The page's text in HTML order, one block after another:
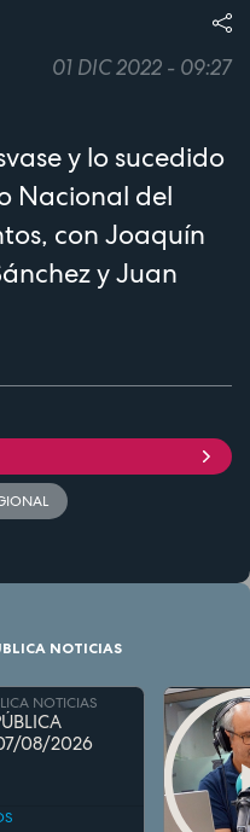
01 DIC 2022 - 09:27
y lo sucedido
Nacional del
con Joaquín
y Juan
NOTICIAS
NOTICIAS
08/2026